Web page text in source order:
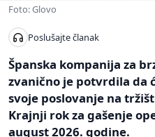
Foto: Glovo
Poslušajte članak
Španska kompanija za
zvanično je potvrdila da
svoje poslovanje na
Krajnji rok za gašenje
august 2026. godine.